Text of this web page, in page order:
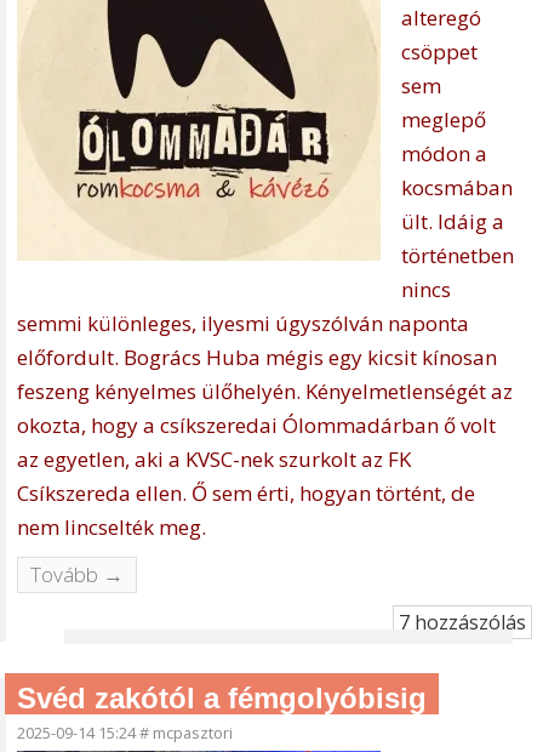
alteregó
csöppet
sem
meglepő
módon a
kocsmában
ült. Idáig a
történetben
nincs
semmi különleges, ilyesmi úgyszólván naponta
előfordult. Bogrács Huba mégis egy kicsit kínosan
feszeng kényelmes ülőhelyén. Kényelmetlenségét az
okozta, hogy a csíkszeredai Ólommadárban ő volt
az egyetlen, aki a KVSC-nek szurkolt az FK
Csíkszereda ellen. Ő sem érti, hogyan történt, de
nem lincselték meg.
Tovább →
7 hozzászólás
Svéd zakótól a fémgolyóbisig
2025-09-14 15:24# mcpasztori